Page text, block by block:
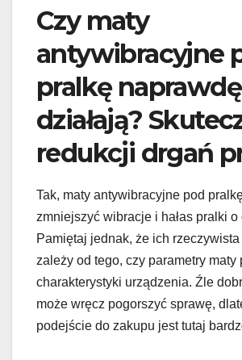
Czy maty
antywibracyjne
pralkę naprawdę
działają?
redukcji drgań
Tak, maty antywibracyjne pod
zmniejszyć wibracje i hałas pralki o
Pamiętaj jednak, że ich
zależy od tego, czy parametry maty
charakterystyki urządzenia. Źle
może wręcz pogorszyć sprawę,
podejście do zakupu jest tutaj